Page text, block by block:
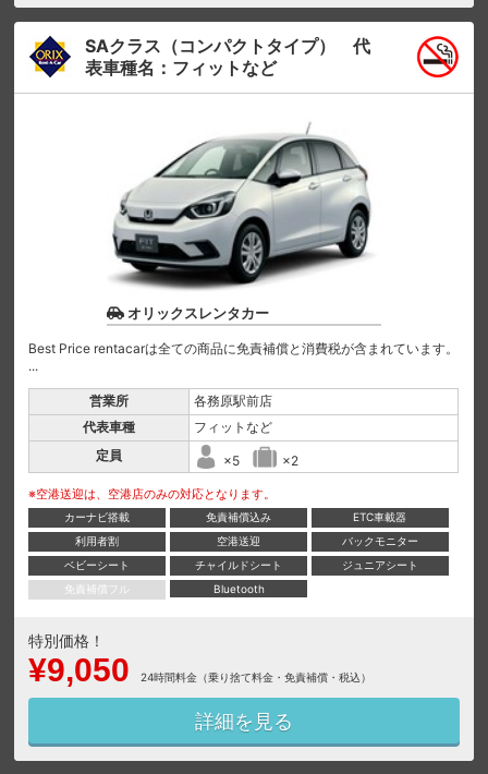
SAクラス（コンパクトタイプ） 代
表車種名：フィットなど
オリックスレンタカー
Best Price rentacarは全ての商品に免責補償と消費税が含まれています。
...
営業所
各務原駅前店
代表車種
フィットなど
定員
×5 ×2
※空港送迎は、空港店のみの対応となります。
カーナビ搭載 免責補償込み
ETC車載器
利用者割
空港送迎
バックモニター
ベビーシート
チャイルドシート
ジュニアシート
免責補償フル
Bluetooth
特別価格！
¥9,050 24時間料金（乗り捨て料金・免責補償・税込）
詳細を見る